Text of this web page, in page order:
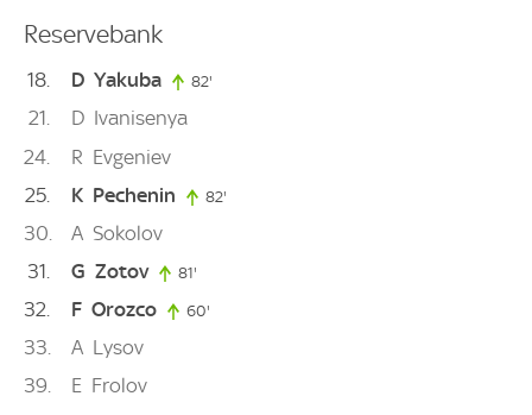
Reservebank
18 D Yakuba 82'
21 D Ivanisenya
24
R Evgeniev
25
K Pechenin 82'
30 A Sokolov
31
G Zotov 81'
32 F Orozco 60'
33 A Lysov
39
E Frolov